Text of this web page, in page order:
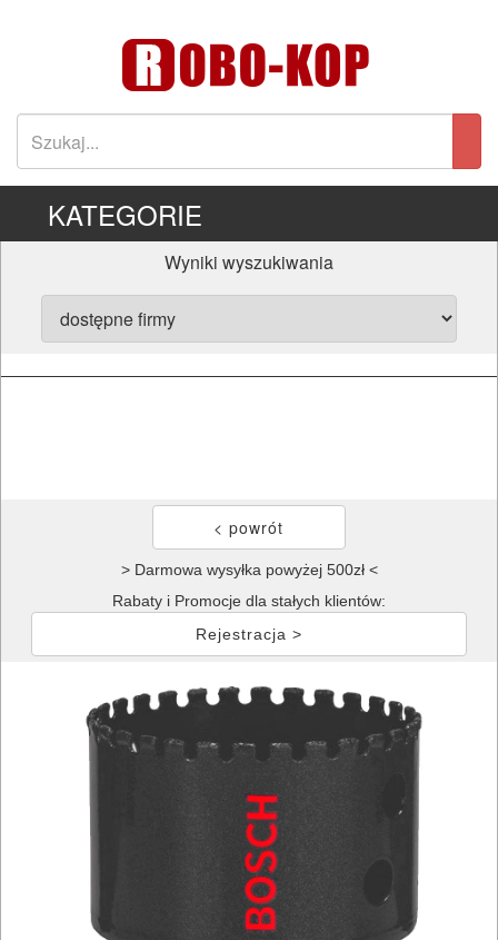
KATEGORIE
Wyniki wyszukiwania
> Darmowa wysyłka powyżej 500zł <
Rabaty i Promocje dla stałych klientów:
Rejestracja >